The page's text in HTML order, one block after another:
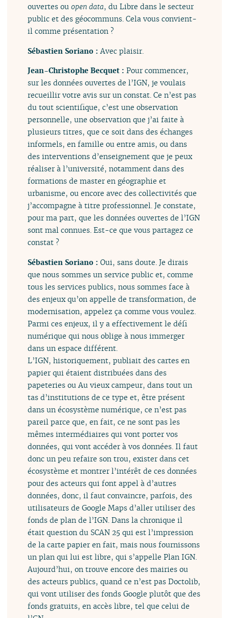
ouvertes ouopen data, du Libre dans le secteur
public et des géocommuns. Cela vous convient-
il comme présentation ?
Sébastien Soriano :Avec plaisir.
Jean-Christophe Becquet :Pour commencer,
sur les données ouvertes de l’IGN, je voulais
recueillir votre avis sur un constat. Ce n’est pas
du tout scientifique, c’est une observation
personnelle, une observation que j’ai faite à
plusieurs titres, que ce soit dans des échanges
informels, en famille ou entre amis, ou dans
des interventions d’enseignement que je peux
réaliser à l’université, notamment dans des
formations de master en géographie et
urbanisme, ou encore avec des collectivités que
j’accompagne à titre professionnel. Je constate,
pour ma part, que les données ouvertes de l’IGN
sont mal connues. Est-ce que vous partagez ce
constat ?
Sébastien Soriano :Oui, sans doute. Je dirais
que nous sommes un service public et, comme
tous les services publics, nous sommes face à
des enjeux qu’on appelle de transformation, de
modernisation, appelez ça comme vous voulez.
Parmi ces enjeux, il y a effectivement le défi
numérique qui nous oblige à nous immerger
dans un espace différent.
L’IGN, historiquement, publiait des cartes en
papier qui étaient distribuées dans des
papeteries ou Au vieux campeur, dans tout un
tas d’institutions de ce type et, être présent
dans un écosystème numérique, ce n’est pas
pareil parce que, en fait, ce ne sont pas les
mêmes intermédiaires qui vont porter vos
données, qui vont accéder à vos données. Il faut
donc un peu refaire son trou, exister dans cet
écosystème et montrer l’intérêt de ces données
pour des acteurs qui font appel à d’autres
données, donc, il faut convaincre, parfois, des
utilisateurs de Google Maps d’aller utiliser des
fonds de plan de l’IGN. Dans la chronique il
était question du SCAN 25 qui est l’impression
de la carte papier en fait, mais nous fournissons
un plan qui lui est libre, qui s’appelle Plan IGN.
Aujourd’hui, on trouve encore des mairies ou
des acteurs publics, quand ce n’est pas Doctolib,
qui vont utiliser des fonds Google plutôt que des
fonds gratuits, en accès libre, tel que celui de